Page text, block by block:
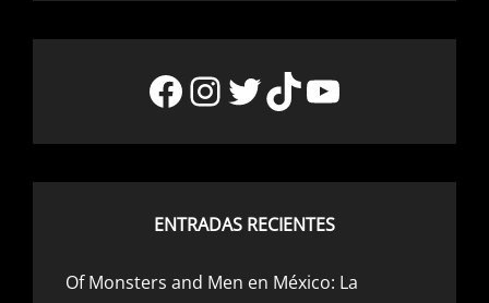
Facebook
Instagram
Twitter
TikTok
YouTube
ENTRADAS RECIENTES
Of Monsters and Men en México: La